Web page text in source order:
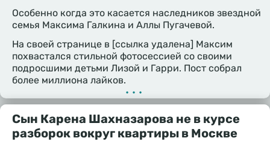
Особенно когда это касается наследников звездной
семья Максима Галкина и Аллы Пугачевой.
На своей странице в [ссылка удалена] Максим
похвастался стильной фотосессией со своими
подросшими детьми Лизой и Гарри. Пост собрал
более миллиона лайков.
•••
Сын Карена Шахназарова не в курсе
разборок вокруг квартиры в Москве